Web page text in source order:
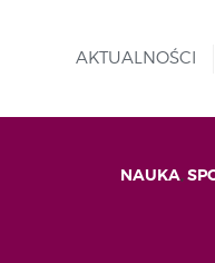
AKTUALNOŚCI
NAUKA,